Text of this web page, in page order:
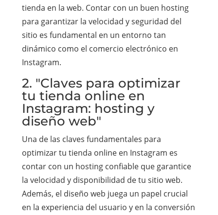
tienda en la web. Contar con un buen hosting
para garantizar la velocidad y seguridad del
sitio es fundamental en un entorno tan
dinámico como el comercio electrónico en
Instagram.
2. "Claves para optimizar
tu tienda online en
Instagram: hosting y
diseño web"
Una de las claves fundamentales para
optimizar tu tienda online en Instagram es
contar con un hosting confiable que garantice
la velocidad y disponibilidad de tu sitio web.
Además, el diseño web juega un papel crucial
en la experiencia del usuario y en la conversión